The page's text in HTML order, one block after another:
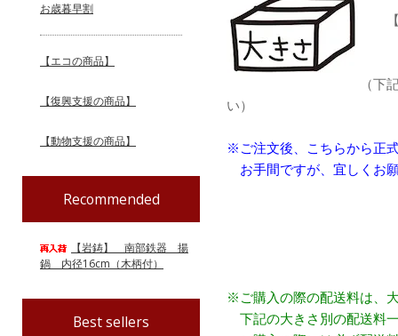
【
（下
い）
※ご注文後、こちらから正
お手間ですが、宜しくお
※ご購入の際の配送料は、
下記の大きさ別の配送料
お歳暮早割
【エコの商品】
【復興支援の商品】
【動物支援の商品】
Recommended
【岩鋳】 南部鉄器 揚
鍋 内径16cm（木柄付）
Best sellers